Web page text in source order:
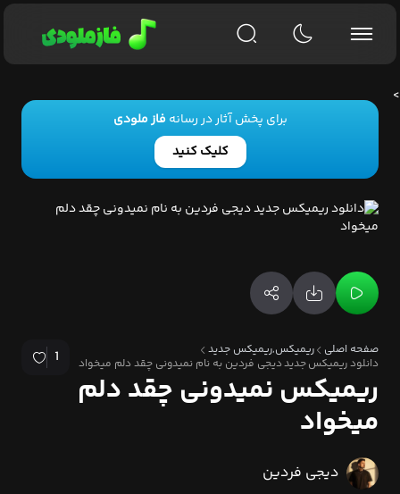
برای پخش آثار در رسانهفاز ملودی
کلیک کنید
صفحه اصلی
ریمیکس,ریمیکس جدید
دانلود ریمیکس جدید دیجی فردین به نام نمیدونی چقد دلم میخواد
1
ریمیکس نمیدونی چقد دلم
میخواد
دیجی فردین
>